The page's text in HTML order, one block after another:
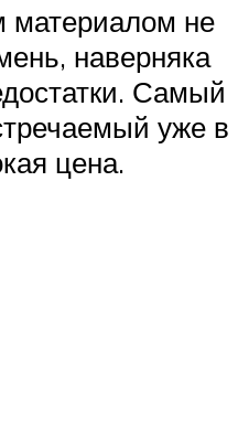
не
наверняка
Самый
уже в
цена.